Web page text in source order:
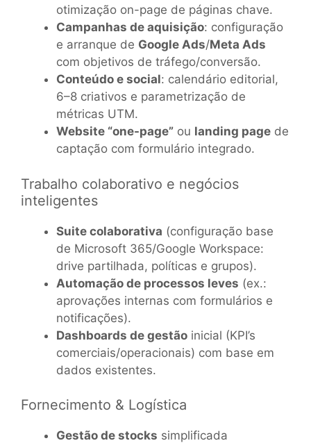
otimização on-page de páginas chave.
Campanhas de aquisição: configuração
e arranque de Google Ads/Meta Ads
com objetivos de tráfego/conversão.
Conteúdo e social: calendário editorial,
6–8 criativos e parametrização de
métricas UTM.
Website “one-page” ou landing page de
captação com formulário integrado.
Trabalho colaborativo e negócios
inteligentes
Suite colaborativa (configuração base
de Microsoft 365/Google Workspace:
drive partilhada, políticas e grupos).
Automação de processos leves (ex.:
aprovações internas com formulários e
notificações).
Dashboards de gestão inicial (KPI’s
comerciais/operacionais) com base em
dados existentes.
Fornecimento & Logística
Gestão de stocks simplificada